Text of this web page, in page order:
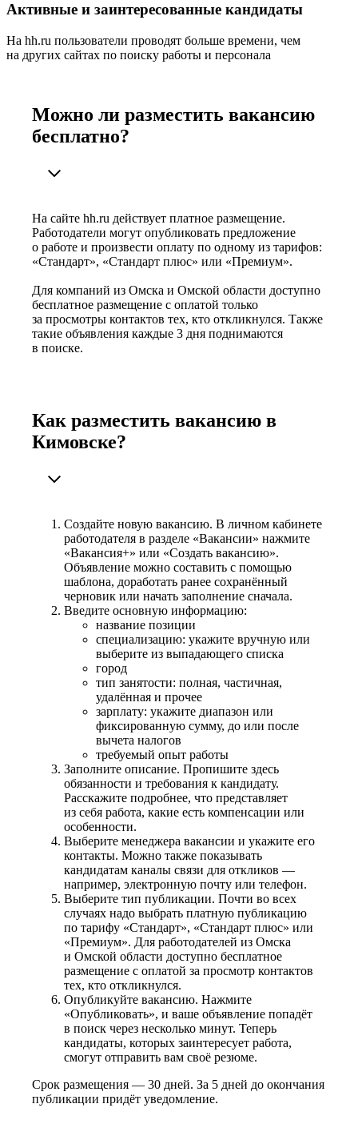
Активные и заинтересованные кандидаты
На hh.ru пользователи проводят больше времени, чем
на других сайтах по поиску работы и персонала
Можно ли разместить вакансию
бесплатно?
На сайте hh.ru действует платное размещение.
Работодатели могут опубликовать предложение
о работе и произвести оплату по одному из тарифов:
«Стандарт», «Стандарт плюс» или «Премиум».
Для компаний из Омска и Омской области доступно
бесплатное размещение с оплатой только
за просмотры контактов тех, кто откликнулся. Также
такие объявления каждые 3 дня поднимаются
в поиске.
Как разместить вакансию в
Кимовске?
Создайте новую вакансию. В личном кабинете
работодателя в разделе «Вакансии» нажмите
«Вакансия+» или «Создать вакансию».
Объявление можно составить с помощью
шаблона, доработать ранее сохранённый
черновик или начать заполнение сначала.
Введите основную информацию:
название позиции
специализацию: укажите вручную или
выберите из выпадающего списка
город
тип занятости: полная, частичная,
удалённая и прочее
зарплату: укажите диапазон или
фиксированную сумму, до или после
вычета налогов
требуемый опыт работы
Заполните описание. Пропишите здесь
обязанности и требования к кандидату.
Расскажите подробнее, что представляет
из себя работа, какие есть компенсации или
особенности.
Выберите менеджера вакансии и укажите его
контакты. Можно также показывать
кандидатам каналы связи для откликов —
например, электронную почту или телефон.
Выберите тип публикации. Почти во всех
случаях надо выбрать платную публикацию
по тарифу «Стандарт», «Стандарт плюс» или
«Премиум». Для работодателей из Омска
и Омской области доступно бесплатное
размещение с оплатой за просмотр контактов
тех, кто откликнулся.
Опубликуйте вакансию. Нажмите
«Опубликовать», и ваше объявление попадёт
в поиск через несколько минут. Теперь
кандидаты, которых заинтересует работа,
смогут отправить вам своё резюме.
Срок размещения — 30 дней. За 5 дней до окончания
публикации придёт уведомление.